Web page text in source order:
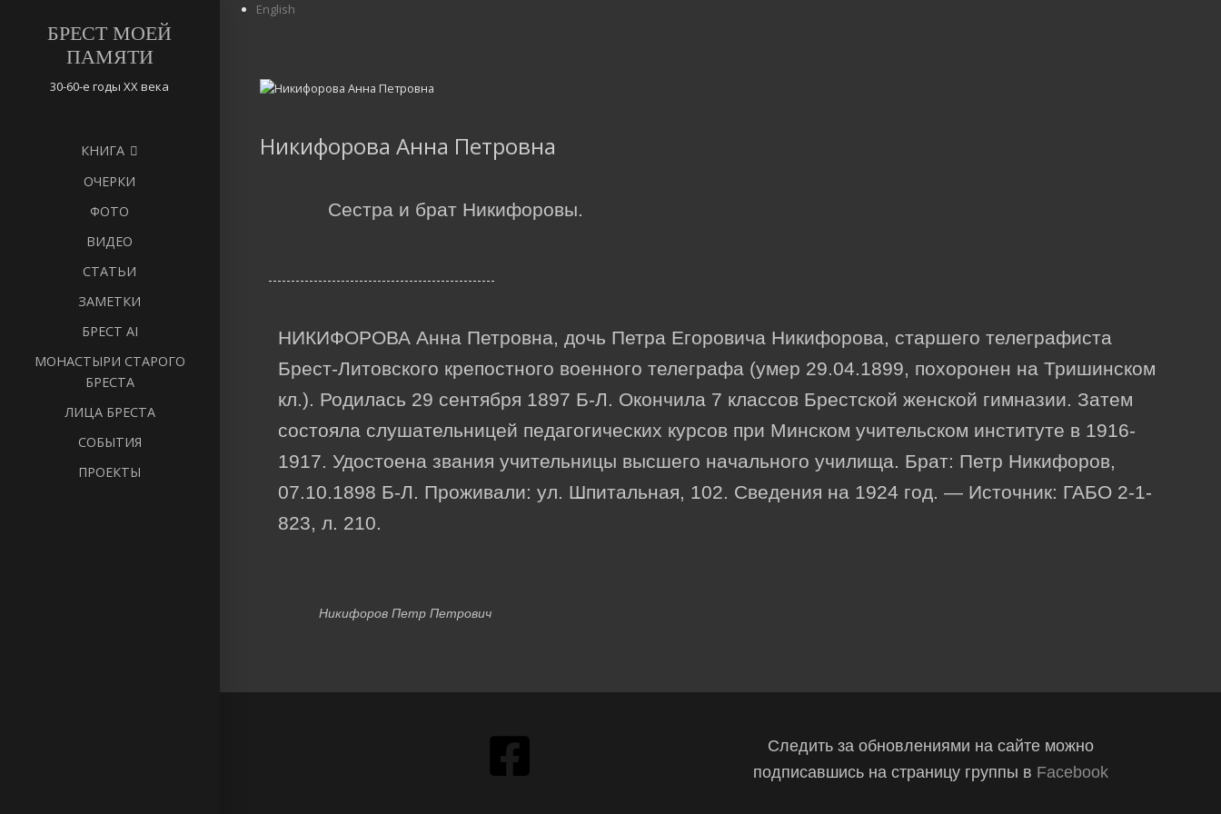
БРЕСТ МОЕЙ
ПАМЯТИ
30-60-е годы ХХ века
КНИГА
ОЧЕРКИ
ФОТО
ВИДЕО
СТАТЬИ
ЗАМЕТКИ
БРЕСТ AI
МОНАСТЫРИ СТАРОГО
БРЕСТА
ЛИЦА БРЕСТА
СОБЫТИЯ
ПРОЕКТЫ
English
Никифорова Анна Петровна
Сестра и брат Никифоровы.
НИКИФОРОВА Анна Петровна, дочь Петра Егоровича Никифорова, старшего телеграфиста
Брест-Литовского крепостного военного телеграфа (умер 29.04.1899, похоронен на Тришинском
кл.). Родилась 29 сентября 1897 Б-Л. Окончила 7 классов Брестской женской гимназии. Затем
состояла слушательницей педагогических курсов при Минском учительском институте в 1916-
1917. Удостоена звания учительницы высшего начального училища. Брат: Петр Никифоров,
07.10.1898 Б-Л. Проживали: ул. Шпитальная, 102. Сведения на 1924 год. — Источник: ГАБО 2-1-
823, л. 210.
Никифоров Петр Петрович
Следить за обновлениями на сайте можно
подписавшись на страницу группы в Facebook